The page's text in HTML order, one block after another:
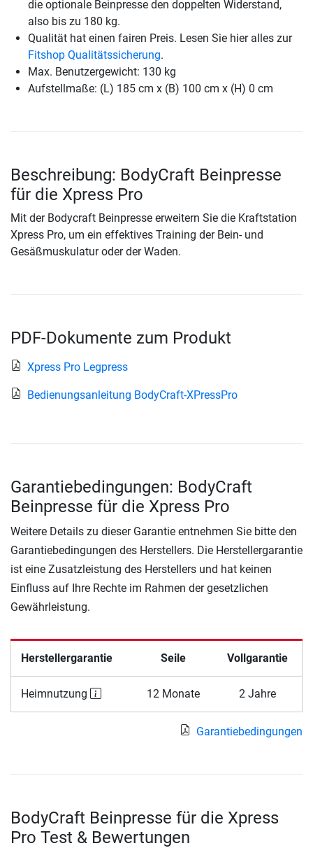
die optionale Beinpresse den doppelten Widerstand,
also bis zu 180 kg.
Qualität hat einen fairen Preis. Lesen Sie hier alles zur
Fitshop Qualitätssicherung.
Max. Benutzergewicht: 130 kg
Aufstellmaße: (L) 185 cm x (B) 100 cm x (H) 0 cm
Beschreibung: BodyCraft Beinpresse
für die Xpress Pro
Mit der Bodycraft Beinpresse erweitern Sie die Kraftstation
Xpress Pro, um ein effektives Training der Bein- und
Gesäßmuskulatur oder der Waden.
PDF-Dokumente zum Produkt
Xpress Pro Legpress
Bedienungsanleitung BodyCraft-XPressPro
Garantiebedingungen: BodyCraft
Beinpresse für die Xpress Pro
Weitere Details zu dieser Garantie entnehmen Sie bitte den
Garantiebedingungen des Herstellers. Die Herstellergarantie
ist eine Zusatzleistung des Herstellers und hat keinen
Einfluss auf Ihre Rechte im Rahmen der gesetzlichen
Gewährleistung.
Herstellergarantie Seile Vollgarantie
Heimnutzung 12 Monate 2 Jahre
Garantiebedingungen
BodyCraft Beinpresse für die Xpress
Pro Test & Bewertungen